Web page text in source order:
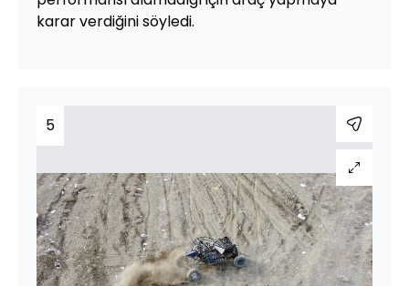
karar verdiğini söyledi.
5